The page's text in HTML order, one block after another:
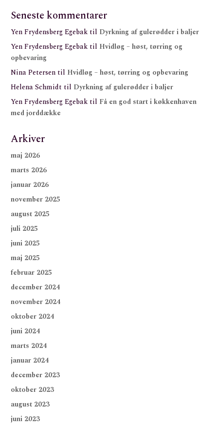
Seneste kommentarer
Yen Frydensberg Egebak til Dyrkning af gulerødder i baljer
Yen Frydensberg Egebak til Hvidløg – høst, tørring og
opbevaring
Nina Petersen til Hvidløg – høst, tørring og opbevaring
Helena Schmidt til Dyrkning af gulerødder i baljer
Yen Frydensberg Egebak til Få en god start i køkkenhaven
med jorddække
Arkiver
maj 2026
marts 2026
januar 2026
november 2025
august 2025
juli 2025
juni 2025
maj 2025
februar 2025
december 2024
november 2024
oktober 2024
juni 2024
marts 2024
januar 2024
december 2023
oktober 2023
august 2023
juni 2023